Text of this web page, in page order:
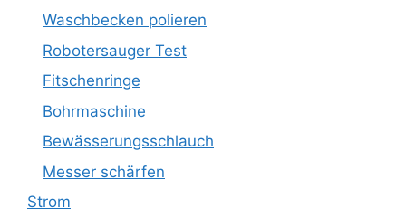
Waschbecken polieren
Robotersauger Test
Fitschenringe
Bohrmaschine
Bewässerungsschlauch
Messer schärfen
Strom